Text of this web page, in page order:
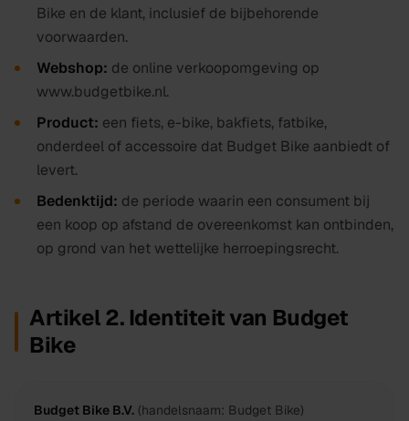
Bike en de klant, inclusief de bijbehorende
voorwaarden.
Webshop: de online verkoopomgeving op
www.budgetbike.nl.
Product: een fiets, e-bike, bakfiets, fatbike,
onderdeel of accessoire dat Budget Bike aanbiedt of
levert.
Bedenktijd: de periode waarin een consument bij
een koop op afstand de overeenkomst kan ontbinden,
op grond van het wettelijke herroepingsrecht.
Artikel 2. Identiteit van Budget
Bike
Budget Bike B.V. (handelsnaam: Budget Bike)